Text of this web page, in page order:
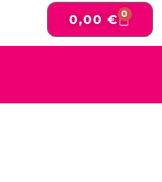
0,00€ 0